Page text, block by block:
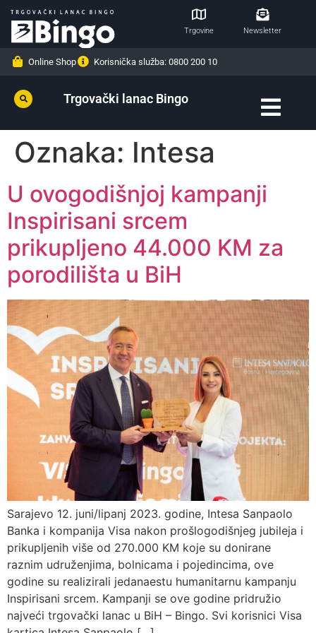
Trgovine Newsletter
Online Shop Korisnička služba: 0800 200 10
Trgovački lanac Bingo
Oznaka: Intesa
U ovogodišnjoj kampanji
Inspirisani srcem
prikupljeno 44.000 KM za
porodilišta u BiH
Sarajevo 12. juni/lipanj 2023. godine, Intesa Sanpaolo
Banka i kompanija Visa nakon prošlogodišnjeg jubileja i
prikupljenih više od 270.000 KM koje su donirane
raznim udruženjima, bolnicama i pojedincima, ove
godine su realizirali jedanaestu humanitarnu kampanju
Inspirisani srcem. Kampanji se ove godine pridružio
najveći trgovački lanac u BiH – Bingo. Svi korisnici Visa